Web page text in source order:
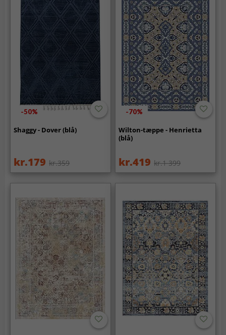
-50%
Shaggy - Dover (blå)
kr.179 kr.359
-70%
Wilton-tæppe - Henrietta
(blå)
kr.419 kr.1 399